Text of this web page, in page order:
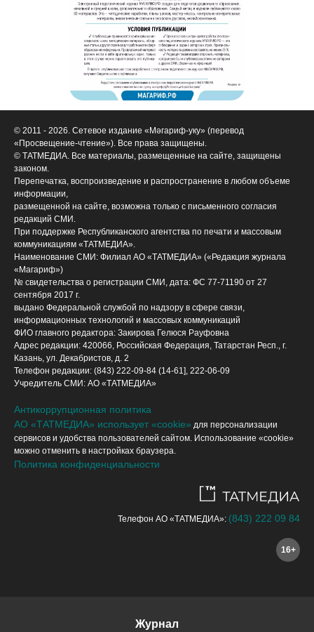
© 2011 - 2026. Сетевое издание «Мәгариф-уку» (перевод
«Просвещение-чтение»). Все права защищены.
© ТАТМЕДИА. Все материалы, размещенные на сайте, защищены
законом.
Перепечатка, воспроизведение и распространение в любом объеме
информации,
размещенной на сайте, возможна только с письменного согласия
редакций СМИ.
При поддержке Республиканского агентства по печати и массовым
коммуникациям «ТАТМЕДИА».
Наименование СМИ: Филиал АО «ТАТМЕДИА» («Редакция журнала
«Магариф»)
№ свидетельства о регистрации СМИ, дата: ФС 77-71190 от 27
сентября 2017 г.
выдано Федеральной службой по надзору в сфере связи,
информационных технологий и массовых коммуникаций
ФИО главного редактора: Закирова Гелюся Рауфовна
Адрес редакции: 420066, Российская Федерация, Татарстан Респ., г.
Казань, ул. Декабристов, д. 2
Телефон редакции: (843) 222-09-84 (14-61], 222-06-09
Учредитель СМИ: АО «ТАТМЕДИА»
Антикоррупционная политика
АО «ТАТМЕДИА» использует «cookie» для персонализации
сервисов и удобства пользователей сайтом. Использование «cookie»
можно отменить в настройках браузера.
Политика конфиденциальности
Телефон АО «ТАТМЕДИА»: (843) 222 09 84
16+
Журнал